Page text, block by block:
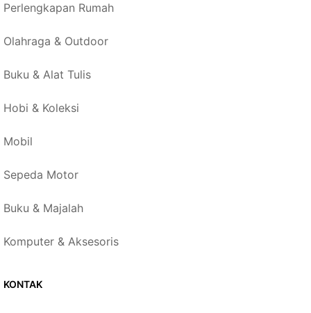
Perlengkapan Rumah
Olahraga & Outdoor
Buku & Alat Tulis
Hobi & Koleksi
Mobil
Sepeda Motor
Buku & Majalah
Komputer & Aksesoris
KONTAK